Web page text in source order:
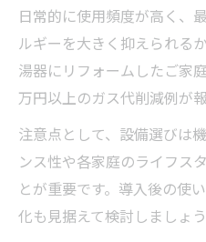
日常的に使用頻度が高く、
ルギーを大きく抑えられる
湯器にリフォームしたご家
万円以上のガス代削減例が
注意点として、設備選びは
ンス性や各家庭のライフス
とが重要です。導入後の使
化も見据えて検討しましょう